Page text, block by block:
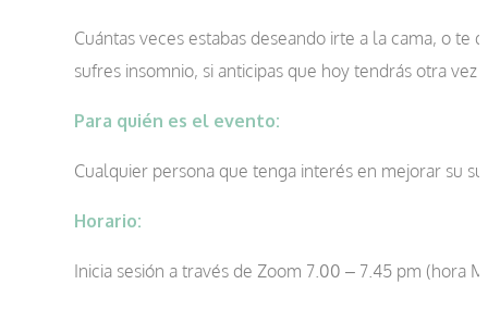
Cuántas veces estabas deseando irte a la cama, o
sufres insomnio, si anticipas que hoy tendrás otra
Para quién es el evento:
Cualquier persona que tenga interés en mejorar su
Horario:
Inicia sesión a través de Zoom 7.00 – 7.45 pm (hora